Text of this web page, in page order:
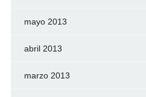
mayo 2013
abril 2013
marzo 2013